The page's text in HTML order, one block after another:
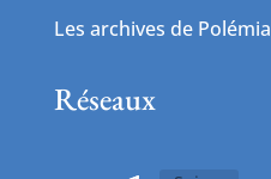
Les archives de Polémia
Réseaux